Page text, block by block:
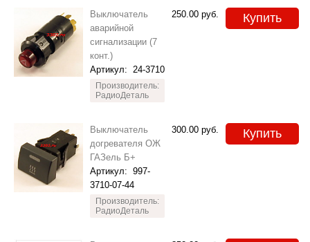
Выключатель
аварийной
сигнализации (7
конт.)
Артикул: 24-3710
Производитель:
РадиоДеталь
250.00 руб. Купить
Выключатель
догревателя ОЖ
ГАЗель Б+
Артикул: 997-
3710-07-44
Производитель:
РадиоДеталь
300.00 руб. Купить